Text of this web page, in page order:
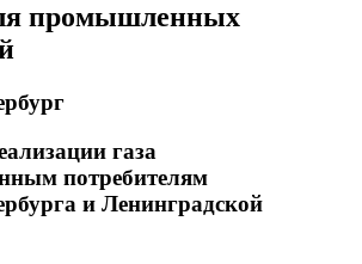
промышленных
газа
потребителям
и Ленинградской